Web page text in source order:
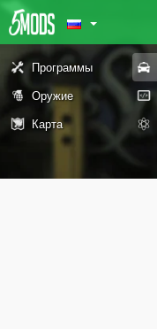
Программы
Оружие
Карта